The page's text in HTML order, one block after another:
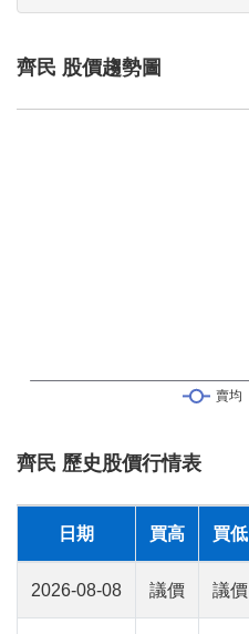
齊民 股價趨勢圖
齊民 歷史股價行情表
日期 買高 買低
2026-08-08 議價 議價